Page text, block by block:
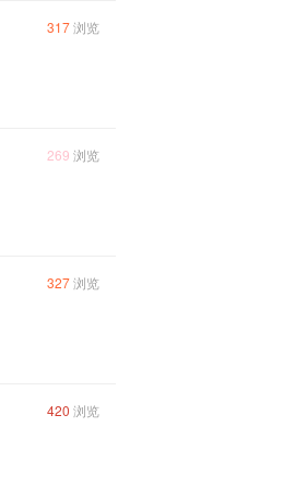
317浏览
269 浏览
327浏览
420 浏览